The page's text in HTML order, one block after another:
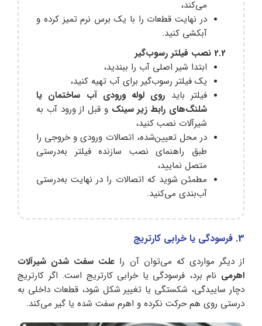
می‌کند،
در نهایت قطعات را با یک برس نرم تمیز کرده و
آبکشی کنید.
2.2 نصب فیلتر رسوب‌گیر
ابتدا شیر اصلی آب را ببندید،
یک فیلتر رسوب‌گیر برای آب تهیه کنید،
فیلتر باید روی لوله ورودی آب ساختمان یا
شلنگ‌های رابط زیر سینک و قبل از ورود آب به
شیرآلات نصب کنید،
در محل تعیین‌شده، اتصالات ورودی و خروجی را
طبق راهنمای نصب سازنده فیلتر به‌درستی
متصل نمایید،
مطمئن شوید که اتصالات را در نهایت به‌درستی
آب‌بندی می‌کنید.
3. فرسودگی یا خرابی کارتریج
از دیگر مواردی که می‎‌توان آن را
علت سفت شدن شیرآلات
اهرمی نام‌ برد، فرسودگی یا خرابی کارتریج است. اگر کارتریج
دچار ساییدگی، شکستگی یا تغییر شکل شود، قطعات داخلی به
درستی روی هم حرکت نکرده و اهرم سفت شده یا گیر می‌کند.